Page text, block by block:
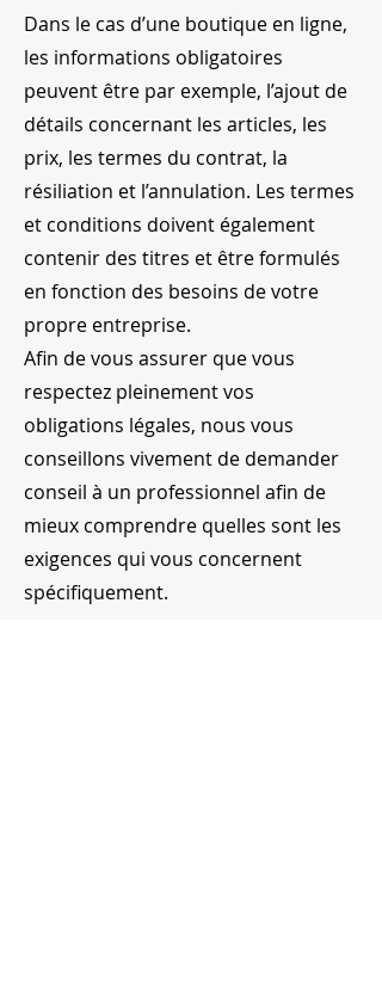
Dans le cas d’une boutique en ligne,
les informations obligatoires
peuvent être par exemple, l’ajout de
détails concernant les articles, les
prix, les termes du contrat, la
résiliation et l’annulation. Les termes
et conditions doivent également
contenir des titres et être formulés
en fonction des besoins de votre
propre entreprise.
Afin de vous assurer que vous
respectez pleinement vos
obligations légales, nous vous
conseillons vivement de demander
conseil à un professionnel afin de
mieux comprendre quelles sont les
exigences qui vous concernent
spécifiquement.